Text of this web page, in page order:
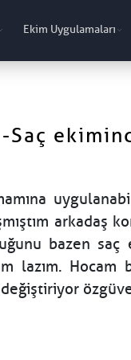
Ekim Uygulamaları
arkadaş
bazen saç
lazım. Hocam